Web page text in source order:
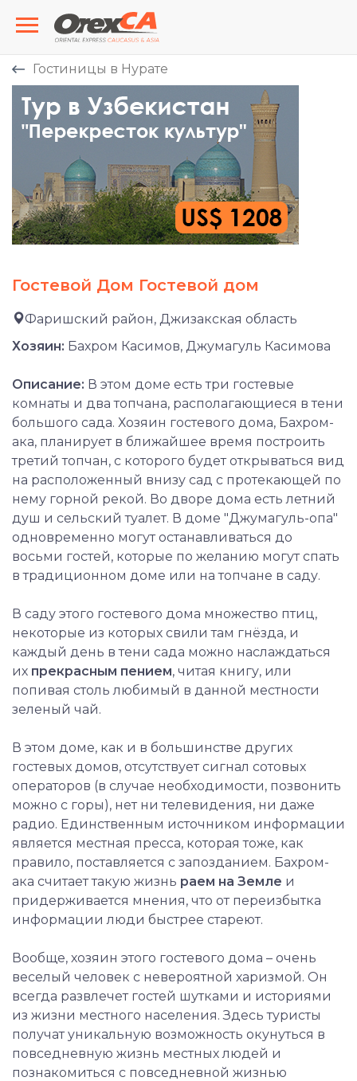
Гостиницы в Нурате
Гостевой Дом Гостевой дом
Фаришский район, Джизакская область
Хозяин: Бахром Касимов, Джумагуль Касимова
Описание: В этом доме есть три гостевые
комнаты и два топчана, располагающиеся в тени
большого сада. Хозяин гостевого дома, Бахром-
ака, планирует в ближайшее время построить
третий топчан, с которого будет открываться вид
на расположенный внизу сад с протекающей по
нему горной рекой. Во дворе дома есть летний
душ и сельский туалет. В доме "Джумагуль-опа"
одновременно могут останавливаться до
восьми гостей, которые по желанию могут спать
в традиционном доме или на топчане в саду.
В саду этого гостевого дома множество птиц,
некоторые из которых свили там гнёзда, и
каждый день в тени сада можно наслаждаться
их прекрасным пением, читая книгу, или
попивая столь любимый в данной местности
зеленый чай.
В этом доме, как и в большинстве других
гостевых домов, отсутствует сигнал сотовых
операторов (в случае необходимости, позвонить
можно с горы), нет ни телевидения, ни даже
радио. Единственным источником информации
является местная пресса, которая тоже, как
правило, поставляется с запозданием. Бахром-
ака считает такую жизнь раем на Земле и
придерживается мнения, что от переизбытка
информации люди быстрее стареют.
Вообще, хозяин этого гостевого дома – очень
веселый человек с невероятной харизмой. Он
всегда развлечет гостей шутками и историями
из жизни местного населения. Здесь туристы
получат уникальную возможность окунуться в
повседневную жизнь местных людей и
познакомиться с повседневной жизнью